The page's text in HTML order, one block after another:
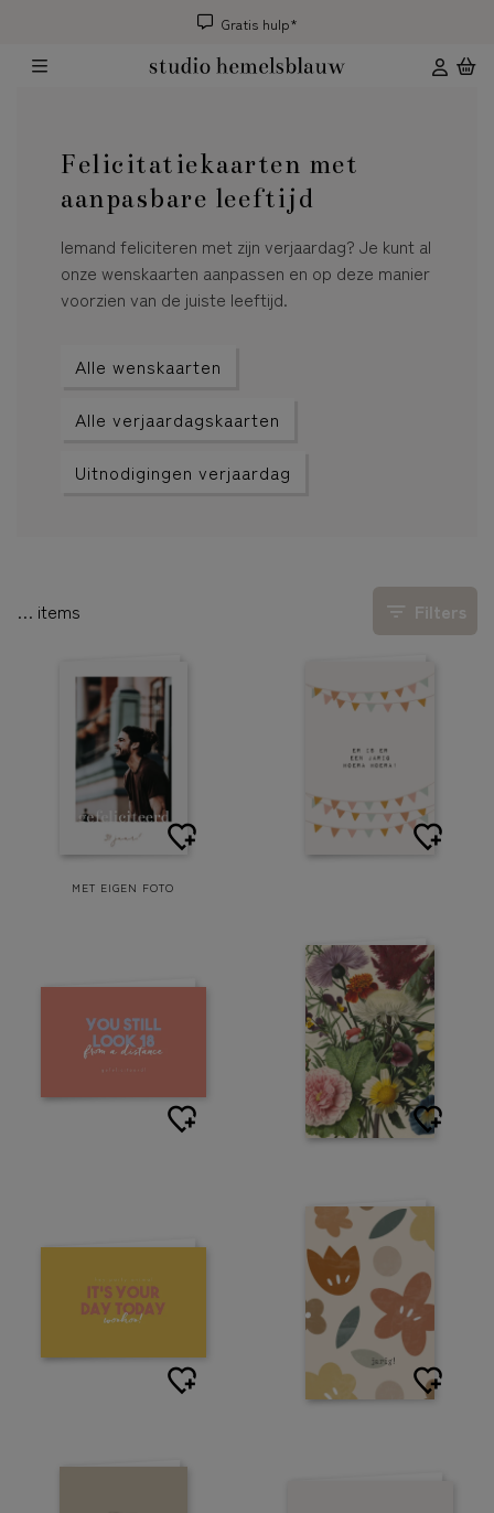
Gratis hulp*
Felicitatiekaarten met
aanpasbare leeftijd
Iemand feliciteren met zijn verjaardag? Je kunt al
onze wenskaarten aanpassen en op deze manier
voorzien van de juiste leeftijd.
Alle wenskaarten
Alle verjaardagskaarten
Uitnodigingen verjaardag
… items Filters
MET EIGEN FOTO